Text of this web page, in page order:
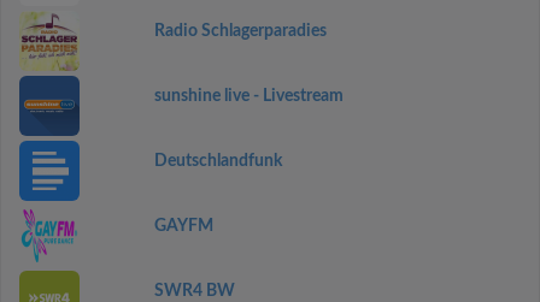
Radio Schlagerparadies
sunshine live - Livestream
Deutschlandfunk
GAYFM
SWR4 BW